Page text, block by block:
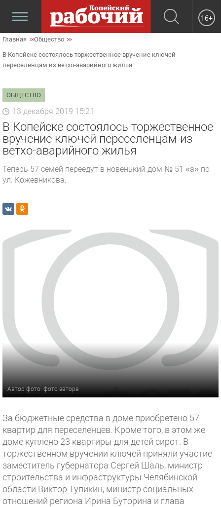
16+
Главная Общество
В Копейске состоялось торжественное вручение ключей
переселенцам из ветхо-аварийного жилья
ОБЩЕСТВО
13 декабря 2019 15:21
В Копейске состоялось торжественное
вручение ключей переселенцам из
ветхо-аварийного жилья
Теперь 57 семей переедут в новенький дом № 51 «а» по
ул. Кожевникова.
Автор фото: фото автора
За бюджетные средства в доме приобретено 57
квартир для переселенцев. Кроме того, в этом же
доме куплено 23 квартиры для детей сирот. В
торжественном вручении ключей приняли участие
заместитель губернатора Сергей Шаль, министр
строительства и инфраструктуры Челябинской
области Виктор Тупикин, министр социальных
отношений региона Ирина Буторина и глава